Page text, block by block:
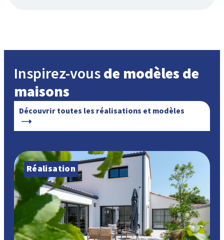
Inspirez-vousde modèles de
maisons
Découvrir toutes les réalisations et modèles
Réalisation